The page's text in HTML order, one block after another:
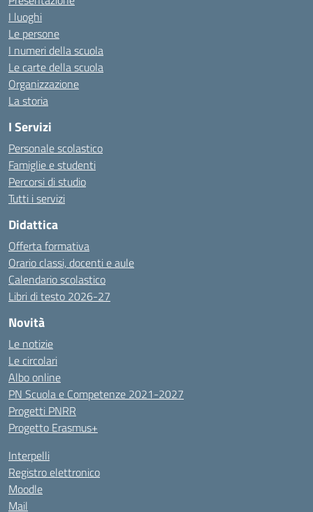
I luoghi
Le persone
I numeri della scuola
Le carte della scuola
Organizzazione
La storia
I Servizi
Personale scolastico
Famiglie e studenti
Percorsi di studio
Tutti i servizi
Didattica
Offerta formativa
Orario classi, docenti e aule
Calendario scolastico
Libri di testo 2026-27
Novità
Le notizie
Le circolari
Albo online
PN Scuola e Competenze 2021-2027
Progetti PNRR
Progetto Erasmus+
Interpelli
Registro elettronico
Moodle
Mail